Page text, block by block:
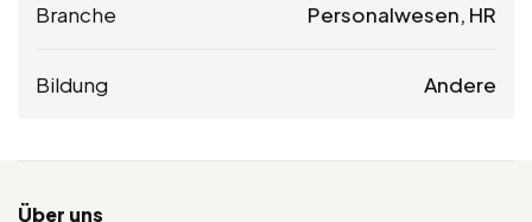
Branche Personalwesen, HR
Bildung Andere
Über uns